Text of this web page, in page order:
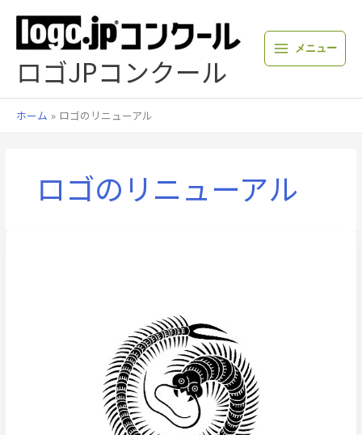
プ
ロゴJPコンクール
メニュー
ホーム ロゴのリニューアル
ロゴのリニューアル